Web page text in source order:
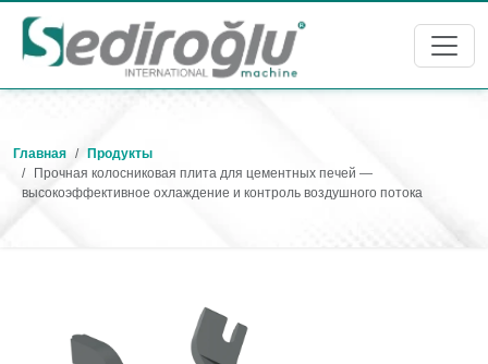
Главная
Продукты
Прочная колосниковая плита для цементных печей —
высокоэффективное охлаждение и контроль воздушного потока